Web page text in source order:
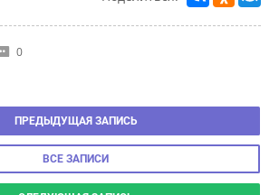
ВСЕ ЗАПИСИ
СЛЕДУЮЩАЯ ЗАПИСЬ